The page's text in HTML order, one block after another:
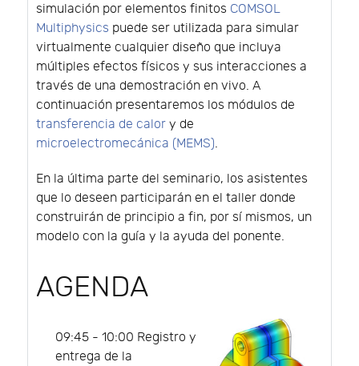
simulación por elementos finitos COMSOL
Multiphysics puede ser utilizada para simular
virtualmente cualquier diseño que incluya
múltiples efectos físicos y sus interacciones a
través de una demostración en vivo. A
continuación presentaremos los módulos de
transferencia de calor y de
microelectromecánica (MEMS).
En la última parte del seminario, los asistentes
que lo deseen participarán en el taller donde
construirán de principio a fin, por sí mismos, un
modelo con la guía y la ayuda del ponente.
AGENDA
09:45 - 10:00 Registro y
entrega de la